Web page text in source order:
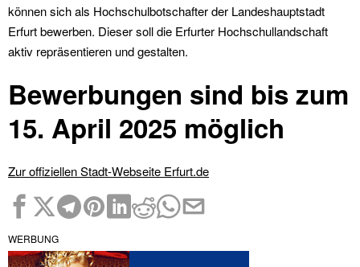
können sich als Hochschulbotschafter der Landeshauptstadt
Erfurt bewerben. Dieser soll die Erfurter Hochschullandschaft
aktiv repräsentieren und gestalten.
Bewerbungen sind bis zum
15. April 2025 möglich
Zur offiziellen Stadt-Webseite Erfurt.de
WERBUNG